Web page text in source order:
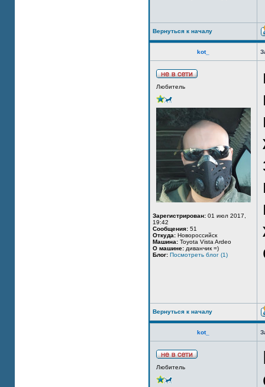
Вернуться к началу
kot_
Любитель
Зарегистрирован: 01 июл 2017,
19:42
Сообщения: 51
Откуда: Новороссийск
Машина: Toyota Vista Ardeo
О машине: диванчик =)
Блог: Посмотреть блог (1)
Вернуться к началу
kot_
Любитель